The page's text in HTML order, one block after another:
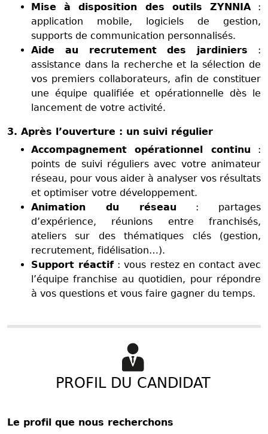
Mise à disposition des outils ZYNNIA:
application mobile, logiciels de gestion,
supports de communication personnalisés.
Aide au recrutement des jardiniers :
assistance dans la recherche et la sélection de
vos premiers collaborateurs, afin de constituer
une équipe qualifiée et opérationnelle dès le
lancement de votre activité.
3. Après l’ouverture : un suivi régulier
Accompagnement opérationnel continu :
points de suivi réguliers avec votre animateur
réseau, pour vous aider à analyser vos résultats
et optimiser votre développement.
Animation du réseau : partages
d’expérience, réunions entre franchisés,
ateliers sur des thématiques clés (gestion,
recrutement, fidélisation…).
Support réactif: vous restez en contact avec
l’équipe franchise au quotidien, pour répondre
à vos questions et vous faire gagner du temps.
PROFIL DU CANDIDAT
Le profil que nous recherchons